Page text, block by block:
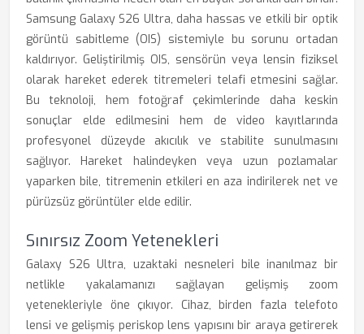
Samsung Galaxy S26 Ultra, daha hassas ve etkili bir optik
görüntü sabitleme (OIS) sistemiyle bu sorunu ortadan
kaldırıyor. Geliştirilmiş OIS, sensörün veya lensin fiziksel
olarak hareket ederek titremeleri telafi etmesini sağlar.
Bu teknoloji, hem fotoğraf çekimlerinde daha keskin
sonuçlar elde edilmesini hem de video kayıtlarında
profesyonel düzeyde akıcılık ve stabilite sunulmasını
sağlıyor. Hareket halindeyken veya uzun pozlamalar
yaparken bile, titremenin etkileri en aza indirilerek net ve
pürüzsüz görüntüler elde edilir.
Sınırsız Zoom Yetenekleri
Galaxy S26 Ultra, uzaktaki nesneleri bile inanılmaz bir
netlikle yakalamanızı sağlayan gelişmiş zoom
yetenekleriyle öne çıkıyor. Cihaz, birden fazla telefoto
lensi ve gelişmiş periskop lens yapısını bir araya getirerek